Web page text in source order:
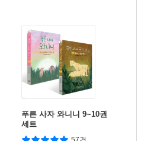
푸른 사자 와니니 9~10권
세트